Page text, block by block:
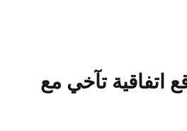
اتفاقية تآخي مع